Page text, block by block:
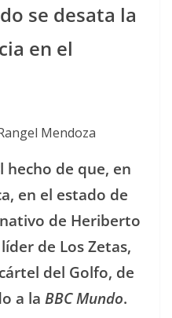
se desata la
en el
Mendoza
hecho de que, en
en el estado de
de Heriberto
de Los Zetas,
del Golfo, de
a la BBC Mundo.